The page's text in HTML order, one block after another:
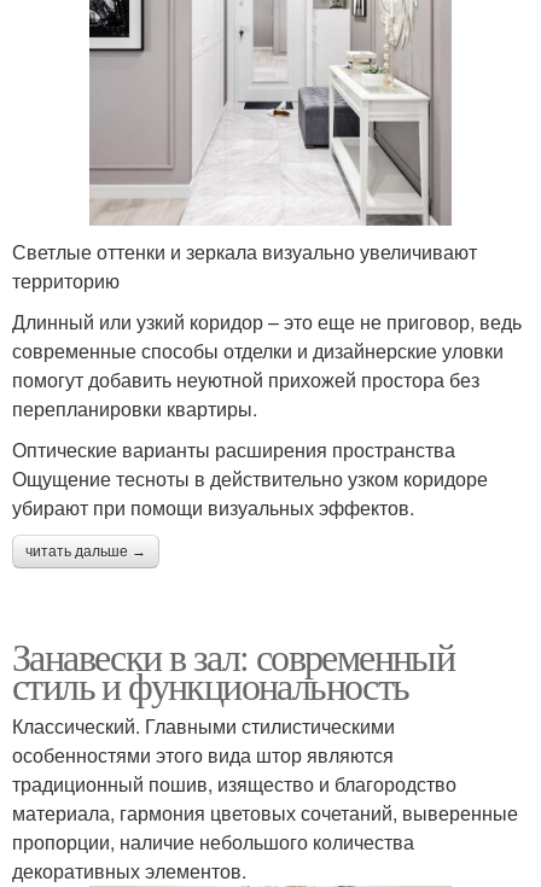
Светлые оттенки и зеркала визуально увеличивают
территорию
Длинный или узкий коридор – это еще не приговор, ведь
современные способы отделки и дизайнерские уловки
помогут добавить неуютной прихожей простора без
перепланировки квартиры.
Оптические варианты расширения пространства
Ощущение тесноты в действительно узком коридоре
убирают при помощи визуальных эффектов.
читать дальше →
Занавески в зал: современный
стиль и функциональность
Классический. Главными стилистическими
особенностями этого вида штор являются
традиционный пошив, изящество и благородство
материала, гармония цветовых сочетаний, выверенные
пропорции, наличие небольшого количества
декоративных элементов.